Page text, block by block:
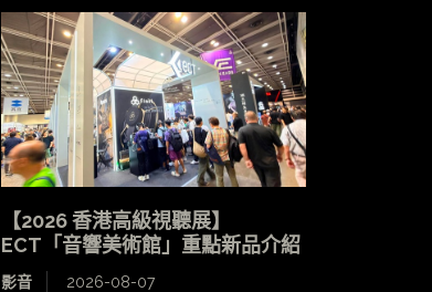
【2026 香港高級視聽展】
ECT「音響美術館」重點新品介紹
影音 2026-08-07